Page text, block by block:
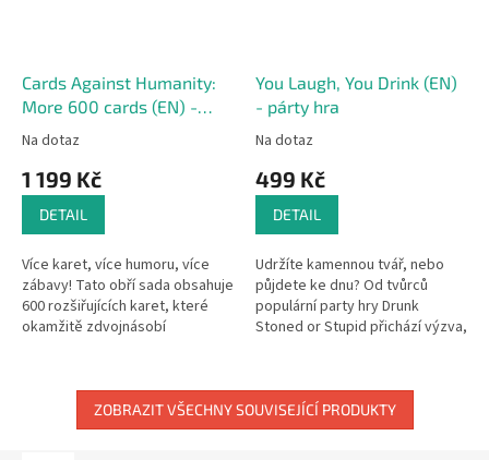
Cards Against Humanity:
More 600 cards (EN) -
karetní hra
Na dotaz
1 199 Kč
DETAIL
Více karet, více humoru, více
zábavy! Tato obří sada obsahuje
600 rozšiřujících karet, které
okamžitě zdvojnásobí
You Laugh, You Drink (EN)
- párty hra
Na dotaz
499 Kč
DETAIL
Udržíte kamennou tvář, nebo
půjdete ke dnu? Od tvůrců
populární party hry Drunk
Stoned or Stupid přichází výzva,
Pravidla...
ZOBRAZIT VŠECHNY SOUVISEJÍCÍ PRODUKTY